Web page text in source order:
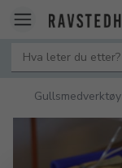
Gullsmedverktøy